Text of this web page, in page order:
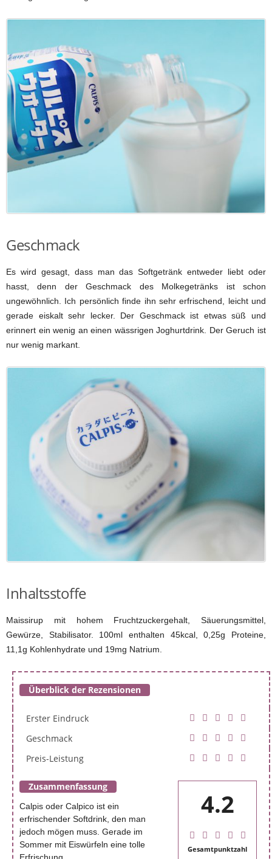
Geschmack
Es wird gesagt, dass man das Softgetränk entweder liebt oder
hasst, denn der Geschmack des Molkegetränks ist schon
ungewöhnlich. Ich persönlich finde ihn sehr erfrischend, leicht und
gerade eiskalt sehr lecker. Der Geschmack ist etwas süß und
erinnert ein wenig an einen wässrigen Joghurtdrink. Der Geruch ist
nur wenig markant.
Inhaltsstoffe
Maissirup mit hohem Fruchtzuckergehalt, Säuerungsmittel,
Gewürze, Stabilisator. 100ml enthalten 45kcal, 0,25g Proteine,
11,1g Kohlenhydrate und 19mg Natrium.
Überblick der Rezensionen
Erster Eindruck
Geschmack
Preis-Leistung
Zusammenfassung
Calpis oder Calpico ist ein
erfrischender Softdrink, den man
jedoch mögen muss. Gerade im
Sommer mit Eiswürfeln eine tolle
4.2
Gesamtpunktzahl